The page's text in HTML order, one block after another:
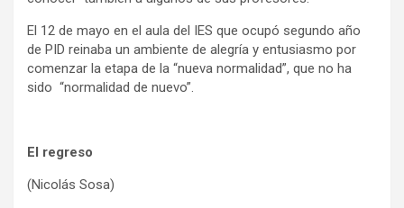
El 12 de mayo en el aula del IES que ocupó segundo año
de PID reinaba un ambiente de alegría y entusiasmo por
comenzar la etapa de la “nueva normalidad”, que no ha
sido “normalidad de nuevo”.
El regreso
(Nicolás Sosa)